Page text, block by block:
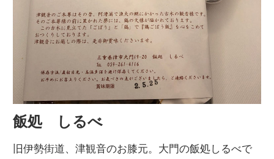
飯処 しるべ
旧伊勢街道、津観音のお膝元。大門の飯処しるべで